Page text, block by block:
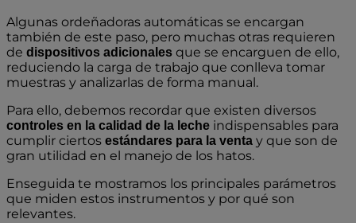
Algunas ordeñadoras automáticas se encargan
también de este paso, pero muchas otras requieren
de dispositivos adicionales que se encarguen de ello,
reduciendo la carga de trabajo que conlleva tomar
muestras y analizarlas de forma manual.
Para ello, debemos recordar que existen diversos
controles en la calidad de la leche indispensables para
cumplir ciertos estándares para la venta y que son de
gran utilidad en el manejo de los hatos.
Enseguida te mostramos los principales parámetros
que miden estos instrumentos y por qué son
relevantes.